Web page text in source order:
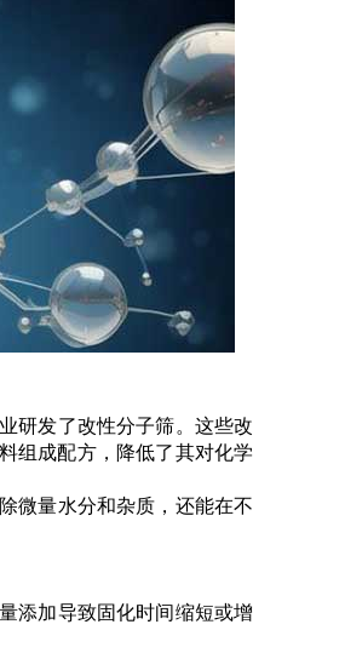
研发了改性分子筛。这些改
组成配方，降低了其对化学
微量水分和杂质，还能在不
添加导致固化时间缩短或增